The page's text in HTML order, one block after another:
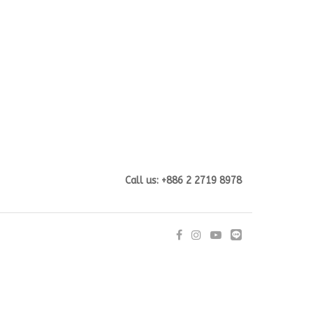
Call us: +886 2 2719 8978